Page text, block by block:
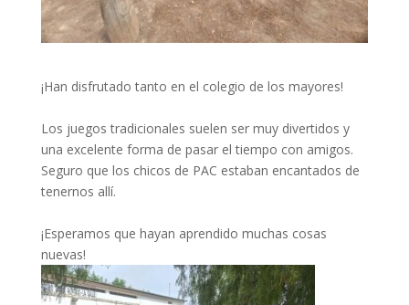
¡Han disfrutado tanto en el colegio de los mayores!
Los juegos tradicionales suelen ser muy divertidos y
una excelente forma de pasar el tiempo con amigos.
Seguro que los chicos de PAC estaban encantados de
tenernos allí.
¡Esperamos que hayan aprendido muchas cosas
nuevas!